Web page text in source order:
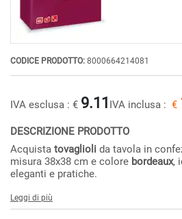
CODICE PRODOTTO: 8000664214081
IVA esclusa : € 9.11 IVA inclusa : €
DESCRIZIONE PRODOTTO
Acquista tovaglioli da tavola in
misura 38x38 cm e colore bordeaux,
eleganti e pratiche.
Leggi di più